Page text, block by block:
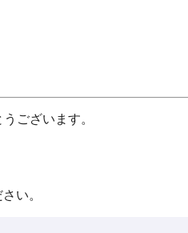
ございます。
い。